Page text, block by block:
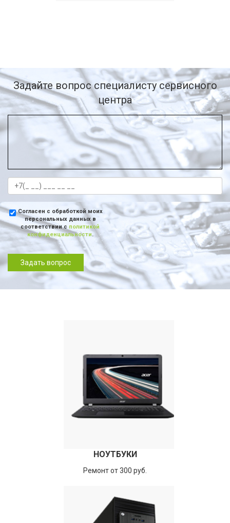
Задайте вопрос специалисту сервисного
центра
Согласен с обработкой моих
персональных данных в
соответствии с политикой
конфиденциальности.
Задать вопрос
НОУТБУКИ
Ремонт от 300 руб.